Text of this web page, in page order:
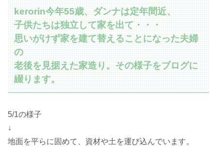
kerorin今年55歳、ダンナは定年間近、
子供たちは独立して家を出て・・・
思いがけず家を建て替えることになった夫婦
の
老後を見据えた家造り。その様子をブログに
綴ります。
5/1の様子
↓
地面を平らに固めて、資材や土を運び込んでいます。